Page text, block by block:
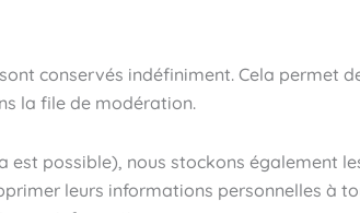
conservés indéfiniment. Cela permet
la file de modération.
possible), nous stockons également
leurs informations personnelles à